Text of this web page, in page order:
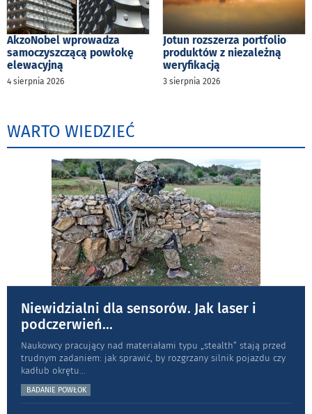
AkzoNobel wprowadza
samoczyszczącą powłokę
elewacyjną
4 sierpnia 2026
Jotun rozszerza portfolio
produktów z niezależną
weryfikacją
3 sierpnia 2026
WARTO WIEDZIEĆ
Niewidzialni dla sensorów. Jak laser i
podczerwień...
Naukowcy pracujący nad materiałami typu „stea­lth” stają przed
trudnym zadaniem: jak sprawić, by rozgrzany silnik pojazdu czy
kadłub okrętu...
BADANIE POWŁOK